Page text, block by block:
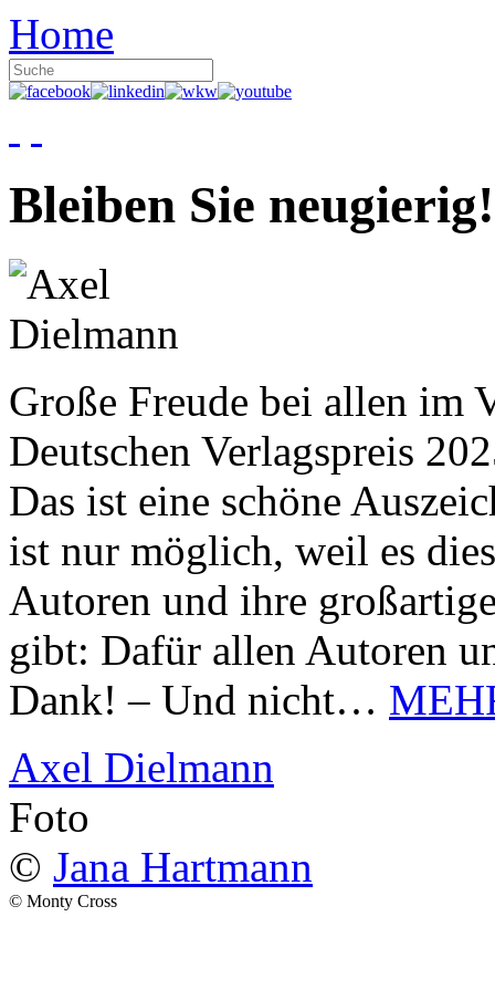
Home
Bleiben Sie neugierig!
Große Freude bei allen im
Deutschen Verlagspreis
Das ist eine schöne
ist nur möglich, weil es
Autoren und ihre
gibt: Dafür allen Autoren
Dank! – Und nicht…
Axel Dielmann
Foto
© Jana Hartmann
© Monty Cross